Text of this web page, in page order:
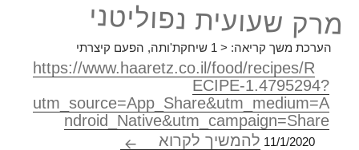
מרק שעועית נפוליטני
הערכת משך קריאה: < 1 שיחקת'ותה, הפעם קיצרתי
https://www.haaretz.co.il/food/recipes/R
ECIPE-1.4795294?
utm_source=App_Share&utm_medium=A
ndroid_Native&utm_campaign=Share
11/1/2020 להמשיך לקרוא מרק שעועית